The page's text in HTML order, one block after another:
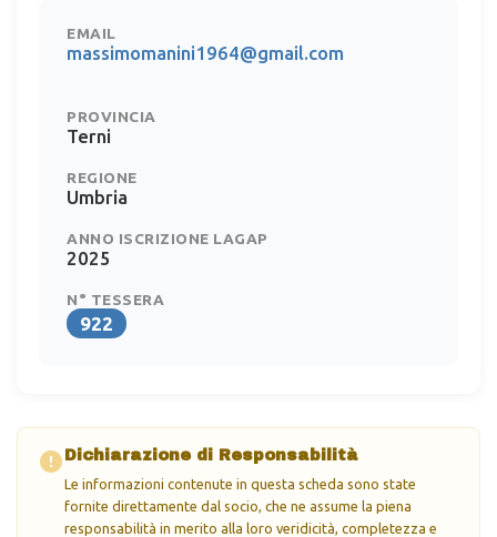
EMAIL
massimomanini1964@gmail.com
PROVINCIA
Terni
REGIONE
Umbria
ANNO ISCRIZIONE LAGAP
2025
N° TESSERA
922
Dichiarazione di Responsabilità
Le informazioni contenute in questa scheda sono state
fornite direttamente dal socio, che ne assume la piena
responsabilità in merito alla loro veridicità, completezza e